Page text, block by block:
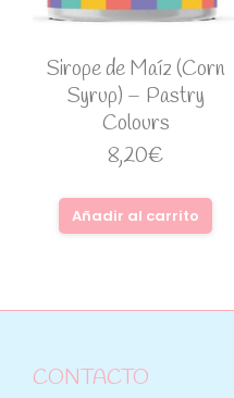
Sirope de Maíz (Corn
Syrup) – Pastry
Colours
8,20€
Añadir al carrito
CONTACTO